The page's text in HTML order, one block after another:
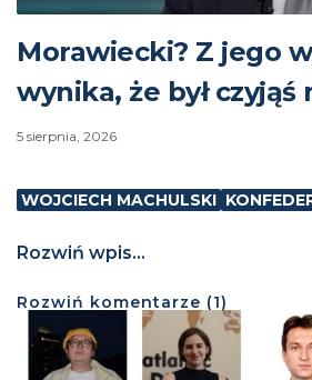
Morawiecki? Z jego
wynika, że był
5 sierpnia, 2026
WOJCIECH MACHULSKI
Rozwiń wpis...
Rozwiń komentarze (1)